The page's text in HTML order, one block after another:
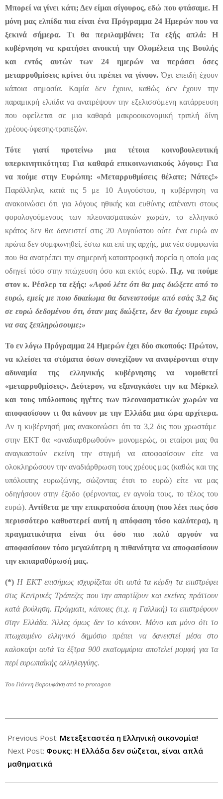
Μπορεί να γίνει κάτι; Δεν είμαι σίγουρος, εδώ που φτάσαμε. Η
μόνη μας ελπίδα πια είναι ένα Πρόγραμμα 24 Ημερών που να
ξεκινά σήμερα. Τι θα περιλαμβάνει; Τα εξής απλά: Η
κυβέρνηση να κρατήσει ανοικτή την Ολομέλεια της Βουλής
και εντός αυτών των 24 ημερών να περάσει όσες
μεταρρυθμίσεις κρίνει ότι πρέπει να γίνουν.Όχι επειδή έχουν
κάποια σημασία. Καμία δεν έχουν, καθώς δεν έχουν την
παραμικρή ελπίδα να ανατρέψουν την εξελισσόμενη κατάρρευση
που οφείλεται σε μια καθαρά μακροοικονομική τριπλή δίνη
χρέους-ύφεσης-τραπεζών.
Τότε γιατί προτείνω μια τέτοια κοινοβουλευτική
υπερκινητικότητα; Για καθαρά επικοινωνιακούς λόγους: Για
να πούμε στην Ευρώπη: «Μεταρρυθμίσεις θέλατε; Νάτες!»
Παράλληλα, κατά τις 5 με 10 Αυγούστου, η κυβέρνηση να
ανακοινώσει ότι για λόγους ηθικής και ευθύνης απέναντι στους
φορολογούμενους των πλεονασματικών χωρών, το ελληνικό
κράτος δεν θα δανειστεί στις 20 Αυγούστου ούτε ένα ευρώ αν
πρώτα δεν συμφωνηθεί, έστω και επί της αρχής, μια νέα συμφωνία
που θα ανατρέπει την σημερινή καταστροφική πορεία η οποία μας
οδηγεί τόσο στην πτώχευση όσο και εκτός ευρώ.Π.χ. να πούμε
στον κ. Ρέσλερ τα εξής: «Αφού λέτε ότι θα μας διώξετε από το
ευρώ, εμείς με ποιο δικαίωμα θα δανειστούμε από εσάς 3,2 δις
σε ευρώ δεδομένου ότι, όταν μας διώξετε, δεν θα έχουμε ευρώ
να σας ξεπληρώσουμε;»
Το εν λόγω Πρόγραμμα 24 Ημερών έχει δύο σκοπούς: Πρώτον,
να κλείσει τα στόματα όσων συνεχίζουν να αναφέρονται στην
αδυναμία της ελληνικής κυβέρνησης να νομοθετεί
«μεταρρυθμίσεις». Δεύτερον, να εξαναγκάσει την κα Μέρκελ
και τους υπόλοιπους ηγέτες των πλεονασματικών χωρών να
αποφασίσουν τι θα κάνουν με την Ελλάδα μια ώρα αρχίτερα.
Αν η κυβέρνησή μας ανακοινώσει ότι τα 3,2 δις που χρωστάμε
στην ΕΚΤ θα «αναδιαρθρωθούν» μονομερώς, οι εταίροι μας θα
αναγκαστούν εκείνη την στιγμή να αποφασίσουν είτε να
ολοκληρώσουν την αναδιάρθρωση τους χρέους μας (καθώς και της
υπόλοιπης ευρωζώνης, σώζοντας έτσι το ευρώ) είτε να μας
οδηγήσουν στην έξοδο (φέρνοντας, εν αγνοία τους, το τέλος του
ευρώ). Αντίθετα με την επικρατούσα άποψη (που λέει πως όσο
περισσότερο καθυστερεί αυτή η απόφαση τόσο καλύτερα), η
πραγματικότητα είναι ότι όσο πιο πολύ αργούν να
αποφασίσουν τόσο μεγαλύτερη η πιθανότητα να αποφασίσουν
την εκπαραθύρωσή μας.
(*) Η ΕΚΤ επισήμως ισχυρίζεται ότι αυτά τα κέρδη τα επιστρέφει
στις Κεντρικές Τράπεζες που την απαρτίζουν και εκείνες πράττουν
κατά βούληση. Πράγματι, κάποιες (π.χ. η Γαλλική) τα επιστρέφουν
στην Ελλάδα. Άλλες όμως δεν το κάνουν. Μόνο και μόνο ότι το
πτωχευμένο ελληνικό δημόσιο πρέπει να δανειστεί μέσα στο
καλοκαίρι αυτά τα έξτρα 900 εκατομμύρια αποτελεί μομφή για τα
περί ευρωπαϊκής αλληλεγγύης.
Toυ Γιάννη Βαρουφάκη από το protagon
07-
28
Previous Post: Μετεξεταστέα η Ελληνική οικονομία!
Next Post: Φουκς: Η Ελλάδα δεν σώζεται, είναι απλά
μαθηματικά